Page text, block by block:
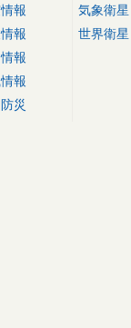
報
報
報
報
災
気象衛星
世界衛星